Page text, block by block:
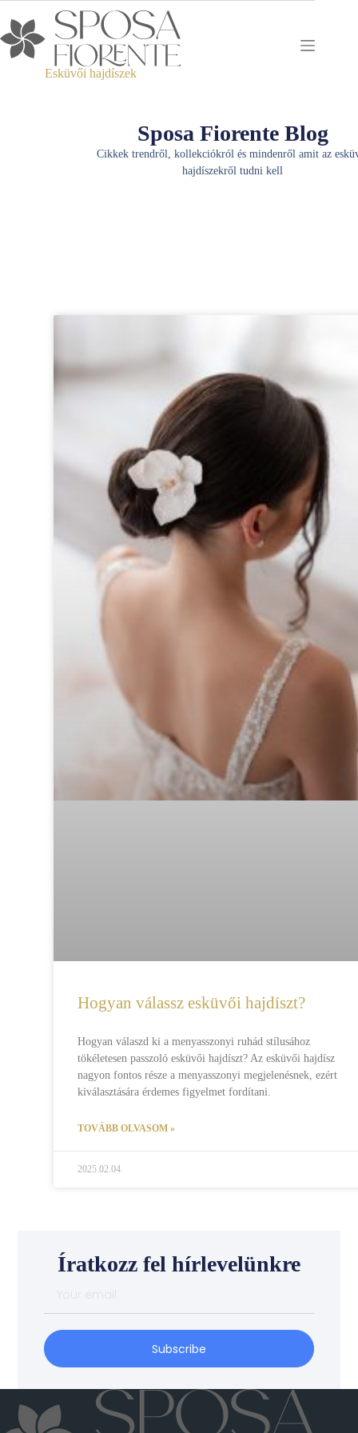
Esküvői hajdíszek
Sposa Fiorente Blog
Cikkek trendről, kollekciókról és mindenről amit az
hajdíszekről tudni kell
Hogyan válassz esküvői hajdíszt?
Hogyan válaszd ki a menyasszonyi ruhád stílusához
tökéletesen passzoló esküvői hajdíszt? Az esküvői hajdísz
nagyon fontos része a menyasszonyi megjelenésnek, ezért
kiválasztására érdemes figyelmet fordítani.
TOVÁBB OLVASOM »
2025.02.04.
Íratkozz fel hírlevelünkre
Subscribe